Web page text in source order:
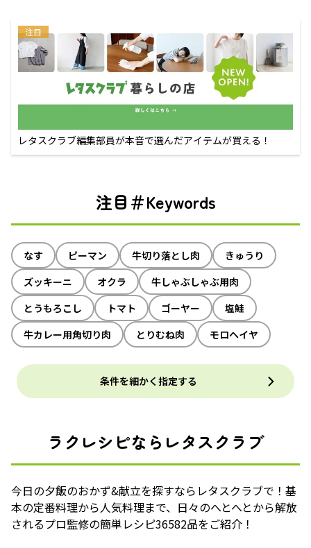
注目
レタスクラブ編集部員が本音で選んだアイテムが買える！
注目＃Keywords
なす ピーマン 牛切り落とし肉
きゅうり
ズッキーニ
オクラ
牛しゃぶしゃぶ用肉
とうもろこし
トマト ゴーヤー
塩鮭
牛カレー用角切り肉
とりむね肉 モロヘイヤ
条件を細かく指定する
ラクレシピならレタスクラブ
今日の夕飯のおかず&献立を探すならレタスクラブで！基
本の定番料理から人気料理まで、日々のへとへとから解放
されるプロ監修の簡単レシピ36582品をご紹介！